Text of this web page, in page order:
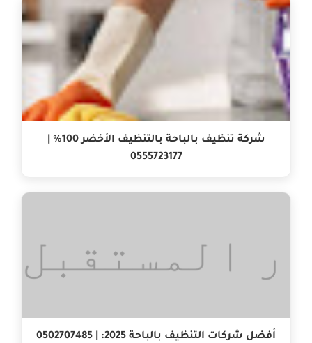
شركة تنظيف بالباحة بالتنظيف الأخضر 100% |
0555723177
أفضل شركات التنظيف بالباحة 2025: | 0502707485